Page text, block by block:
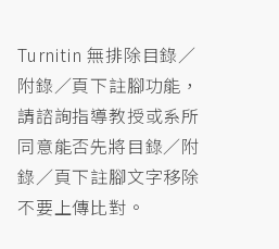
Turnitin 無排除目錄／
附錄／頁下註腳功能，
請諮詢指導教授或系所
同意能否先將目錄／附
錄／頁下註腳文字移除
不要上傳比對。